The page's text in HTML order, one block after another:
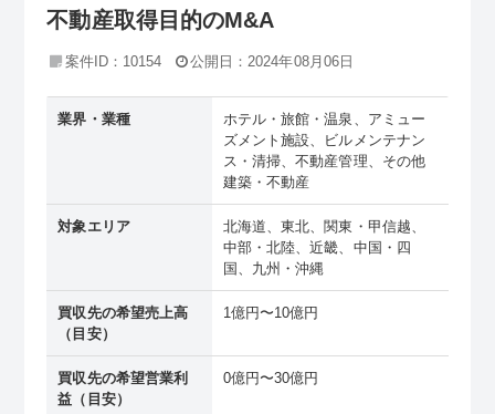
不動産取得目的のM&A
案件ID：10154 公開日：2024年08月06日
業界・業種
ホテル・旅館・温泉、アミュー
ズメント施設、ビルメンテナン
ス・清掃、不動産管理、その他
建築・不動産
対象エリア
北海道、東北、関東・甲信越、
中部・北陸、近畿、中国・四
国、九州・沖縄
買収先の希望売上高
（目安）
1億円〜10億円
買収先の希望営業利
益（目安）
0億円〜30億円